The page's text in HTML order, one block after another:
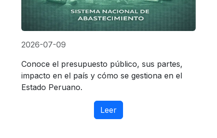
2026-07-09
Conoce el presupuesto público, sus partes,
impacto en el país y cómo se gestiona en el
Estado Peruano.
Leer